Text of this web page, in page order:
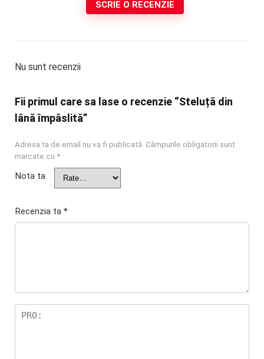
SCRIE O RECENZIE
Nu sunt recenzii
Fii primul care sa lase o recenzie “Steluță din
lână împâslită”
Adresa ta de email nu va fi publicată. Câmpurile obligatorii sunt
marcate cu *
Nota ta
Recenzia ta *